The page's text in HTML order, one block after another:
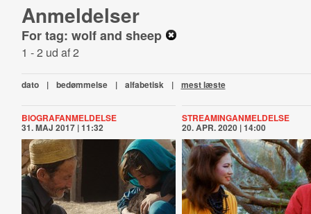
Anmeldelser
For tag: wolf and sheep
1 - 2 ud af 2
dato | bedømmelse | alfabetisk | mest læste
BIOGRAFANMELDELSE
31. MAJ 2017 | 11:32
STREAMINGANMELDELSE
20. APR. 2020 | 14:00